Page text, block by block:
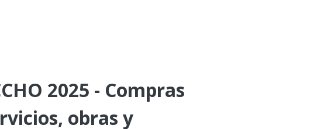
2025 - Compras
obras y